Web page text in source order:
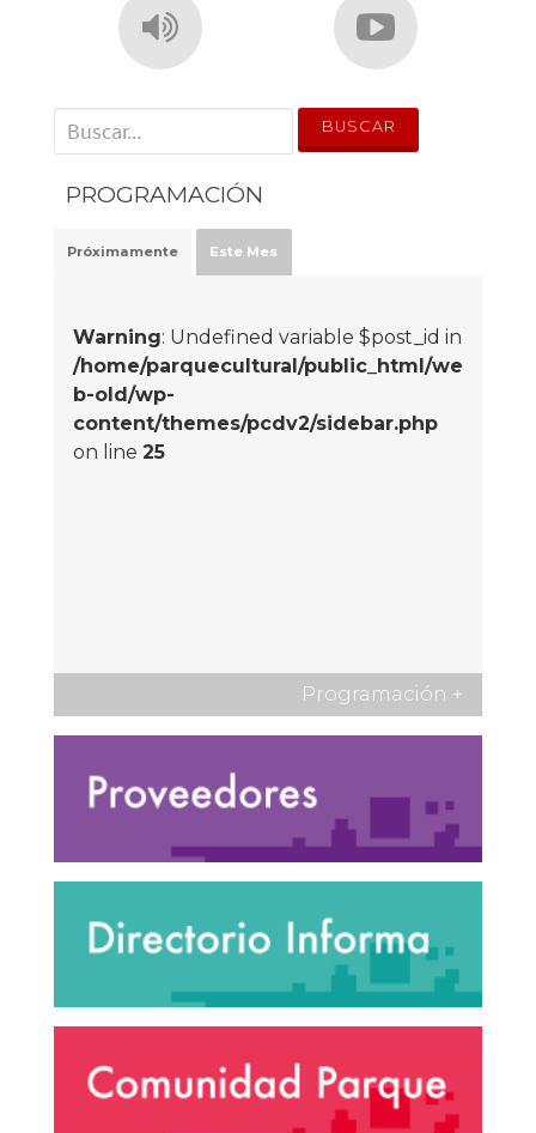
' . __('Search for:') . '
PROGRAMACIÓN
Próximamente Este Mes
Warning: Undefined variable $post_id in
/home/parquecultural/public_html/we
b-old/wp-
content/themes/pcdv2/sidebar.php
on line 25
Programación +